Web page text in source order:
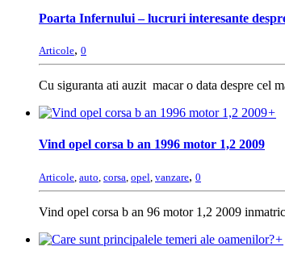
Poarta Infernului – lucruri interesante
Articole, 0
Cu siguranta ati auzit macar o data despre cel
+
Vind opel corsa b an 1996 motor 1,2 2009
Articole auto corsa opel vanzare, 0
Vind opel corsa b an 96 motor 1,2 2009
+